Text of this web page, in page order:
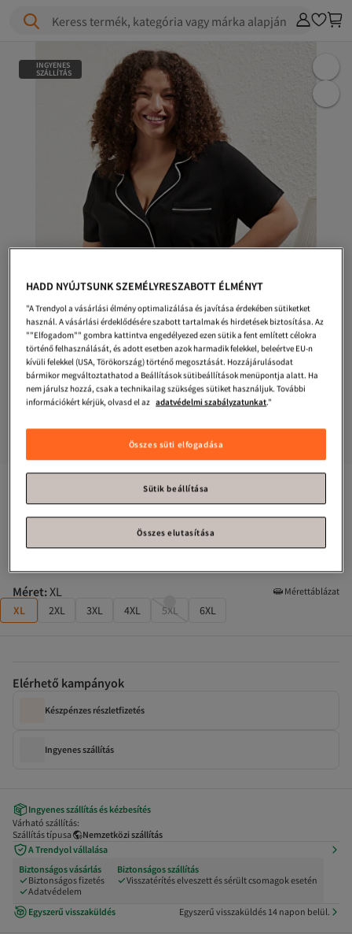
Keress termék, kategória vagy márka alapján
INGYENES
SZÁLLÍTÁS
Női Plus size pizsamaszettek kategória #4. legkelendőbb
Trendyol CurveFekete Piping részletes viszkóz szőtt pizsama
szett TBBSS25AI00016
Majdnem elfogyott!
Méret: XL Mérettáblázat
XL 2XL 3XL 4XL 5XL 6XL
Elérhető kampányok
Készpénzes részletfizetés
Ingyenes szállítás
Ingyenes szállítás és kézbesítés
Várható szállítás:
Szállítás típusa
Nemzetközi szállítás
A Trendyol vállalása
Biztonságos vásárlás
Biztonságos fizetés
Adatvédelem
Biztonságos szállítás
Visszatérítés elveszett és sérült csomagok esetén
Egyszerű visszaküldés Egyszerű visszaküldés 14 napon belül.
HADD NYÚJTSUNK SZEMÉLYRESZABOTT ÉLMÉNYT
"A Trendyol a vásárlási élmény optimalizálása és javítása érdekében sütiketket
használ. A vásárlási érdeklődésére szabott tartalmak és hirdetések biztosítása. Az
""Elfogadom"" gombra kattintva engedélyezed ezen sütik a fent említett célokra
történő felhasználását, és adott esetben azok harmadik felekkel, beleértve EU-n
kívüli felekkel (USA, Törökország) történő megosztását. Hozzájárulásodat
bármikor megváltoztathatod a Beállítások sütibeállítások menüpontja alatt. Ha
nem járulsz hozzá, csak a technikailag szükséges sütiket használjuk. További
információkért kérjük, olvasd el az adatvédelmi szabályzatunkat."
Összes süti elfogadása
Sütik beállítása
Összes elutasítása